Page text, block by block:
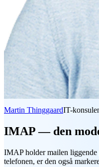
Martin ThinggaardIT-
IMAP — den
IMAP holder mailen
telefonen, er den også